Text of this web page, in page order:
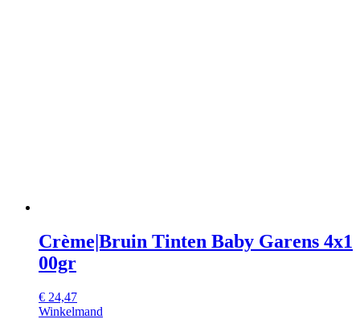
Crème|Bruin Tinten Baby Garens 4x1
00gr
€ 24,47
Winkelmand